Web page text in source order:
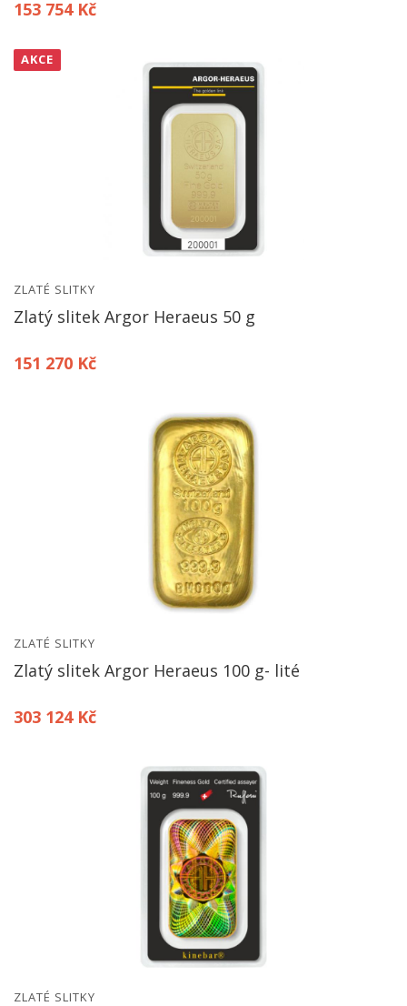
153 754 Kč
AKCE
ZLATÉ SLITKY
Zlatý slitek Argor Heraeus 50 g
151 270 Kč
ZLATÉ SLITKY
Zlatý slitek Argor Heraeus 100 g- lité
303 124 Kč
ZLATÉ SLITKY